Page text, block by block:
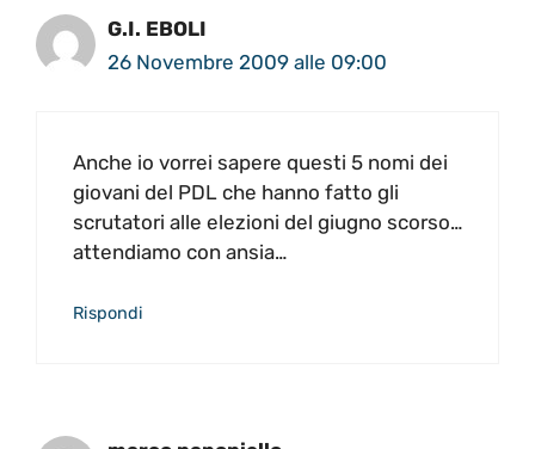
G.I. EBOLI
26 Novembre 2009 alle 09:00
Anche io vorrei sapere questi 5 nomi dei
giovani del PDL che hanno fatto gli
scrutatori alle elezioni del giugno scorso…
attendiamo con ansia…
Rispondi